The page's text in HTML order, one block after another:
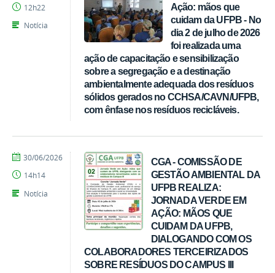
Ação: mãos que
cuidam da UFPB - No
dia 2 de julho de 2026
foi realizada uma
ação de capacitação e sensibilização
sobre a segregação e a destinação
ambientalmente adequada dos resíduos
sólidos gerados no CCHSA/CAVN/UFPB,
com ênfase nos resíduos recicláveis.
12h22
Notícia
CGA - COMISSÃO DE
GESTÃO AMBIENTAL DA
UFPB REALIZA:
JORNADA VERDE EM
AÇÃO: MÃOS QUE
CUIDAM DA UFPB,
DIALOGANDO COM OS
COLABORADORES TERCEIRIZADOS
SOBRE RESÍDUOS DO CAMPUS III
por
publicado
30/06/2026
14h14
Notícia